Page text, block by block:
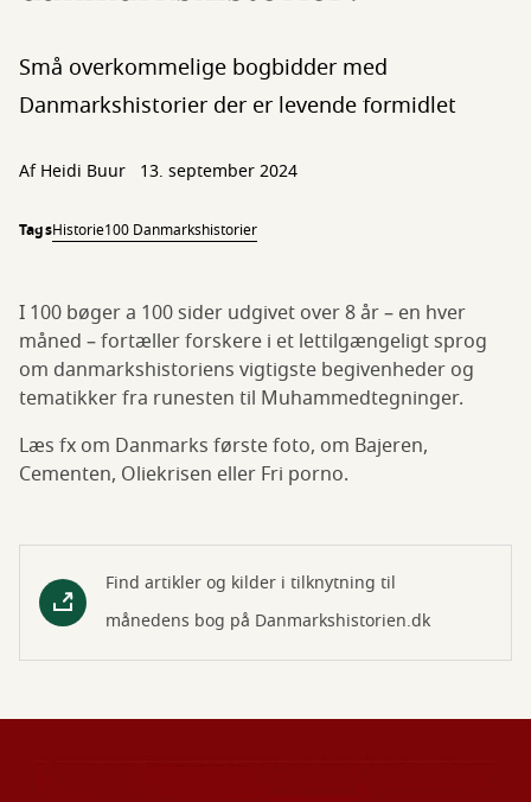
Små overkommelige bogbidder med
Danmarkshistorier der er levende formidlet
AfHeidi Buur 13. september 2024
TagsHistorie100 Danmarkshistorier
I 100 bøger a 100 sider udgivet over 8 år – en hver
måned – fortæller forskere i et lettilgængeligt sprog
om danmarkshistoriens vigtigste begivenheder og
tematikker fra runesten til Muhammedtegninger.
Læs fx om Danmarks første foto, om Bajeren,
Cementen, Oliekrisen eller Fri porno.
Find artikler og kilder i tilknytning til
månedens bog på Danmarkshistorien.dk